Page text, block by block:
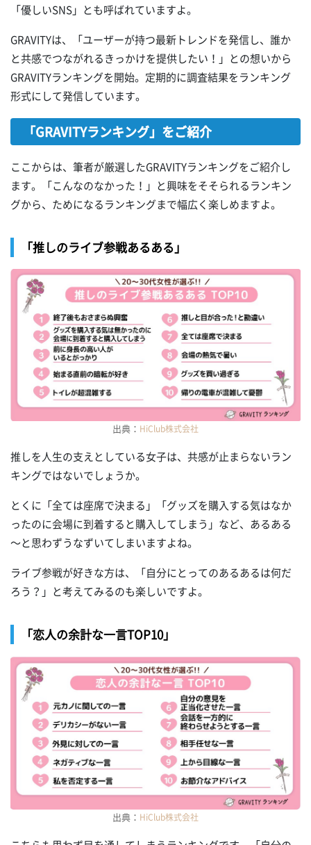
「優しいSNS」とも呼ばれていますよ。
GRAVITYは、「ユーザーが持つ最新トレンドを発信し、誰か
と共感でつながれるきっかけを提供したい！」との想いから
GRAVITYランキングを開始。定期的に調査結果をランキング
形式にして発信しています。
「GRAVITYランキング」をご紹介
ここからは、筆者が厳選したGRAVITYランキングをご紹介し
ます。「こんなのなかった！」と興味をそそられるランキン
グから、ためになるランキングまで幅広く楽しめますよ。
「推しのライブ参戦あるある」
出典： HiClub株式会社
推しを人生の支えとしている女子は、共感が止まらないラン
キングではないでしょうか。
とくに「全ては座席で決まる」「グッズを購入する気はなか
ったのに会場に到着すると購入してしまう」など、あるある
～と思わずうなずいてしまいますよね。
ライブ参戦が好きな方は、「自分にとってのあるあるは何だ
ろう？」と考えてみるのも楽しいですよ。
「恋人の余計な一言TOP10」
出典： HiClub株式会社